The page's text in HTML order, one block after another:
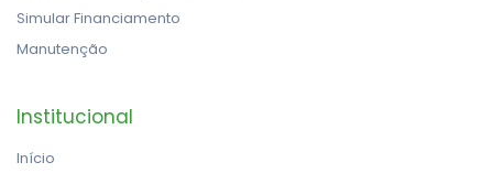
Simular Financiamento
Manutenção
Institucional
Início